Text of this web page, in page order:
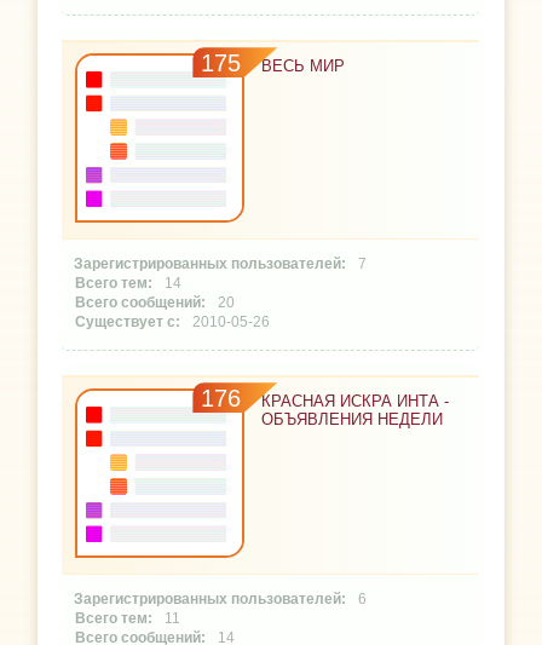
175 ВЕСЬ МИР
7
14
20
2010-05-26
176
КРАСНАЯ ИСКРА ИНТА -
ОБЪЯВЛЕНИЯ НЕДЕЛИ
6
11
14